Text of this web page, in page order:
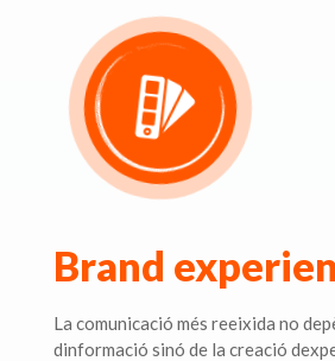
Brand
La comunicació més reeixida no
dinformació sinó de la creació